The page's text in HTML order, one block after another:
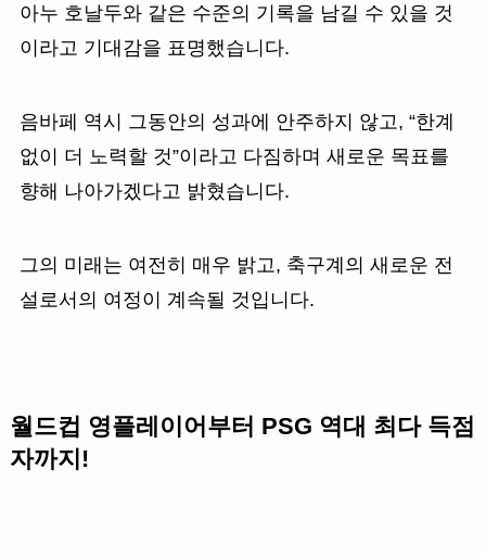
아누 호날두와 같은 수준의 기록을 남길 수 있을 것
이라고 기대감을 표명했습니다.
음바페 역시 그동안의 성과에 안주하지 않고, “한계
없이 더 노력할 것”이라고 다짐하며 새로운 목표를
향해 나아가겠다고 밝혔습니다.
그의 미래는 여전히 매우 밝고, 축구계의 새로운 전
설로서의 여정이 계속될 것입니다.
월드컵 영플레이어부터 PSG 역대 최다 득점
자까지!